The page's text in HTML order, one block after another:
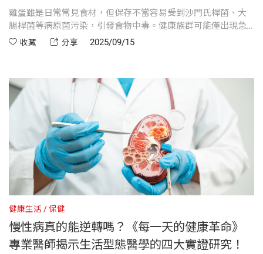
雞蛋雖是日常常見食材，但保存不當容易受到沙門氏桿菌、大
腸桿菌等病原菌污染，引發食物中毒。健康族群可能僅出現急
性腸胃炎，但長者、幼兒、孕婦及慢性病患者則可能面臨敗血
架；破裂、發霉或有異味的雞蛋應立即丟棄。此外，避免食用
生蛋與半熟蛋，確保徹底煮熟最安全。
收藏 分享 2025/09/15
健康生活 保健
慢性病真的能逆轉嗎？《每一天的健康革命》
專業醫師揭示生活型態醫學的四大實證研究！